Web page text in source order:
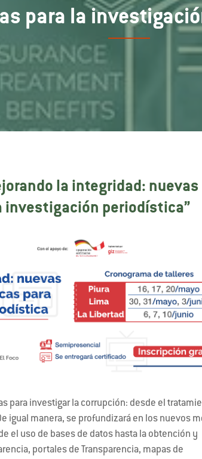
para la
la integridad: nuevas
investigación periodística”
para investigar la corrupción: desde el
igual manera, se profundizará en los nuevos
el uso de bases de datos hasta la obtención y
portales de Transparencia, mapas de